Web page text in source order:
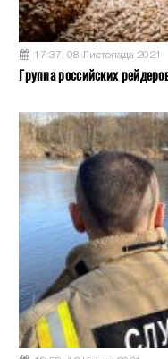
17:37, 08 Листопада 2021
Группа российских